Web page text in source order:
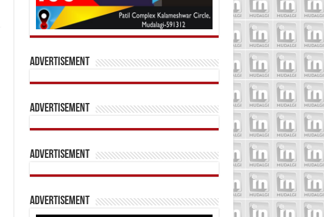
Advertisement
Advertisement
Advertisement
Advertisement